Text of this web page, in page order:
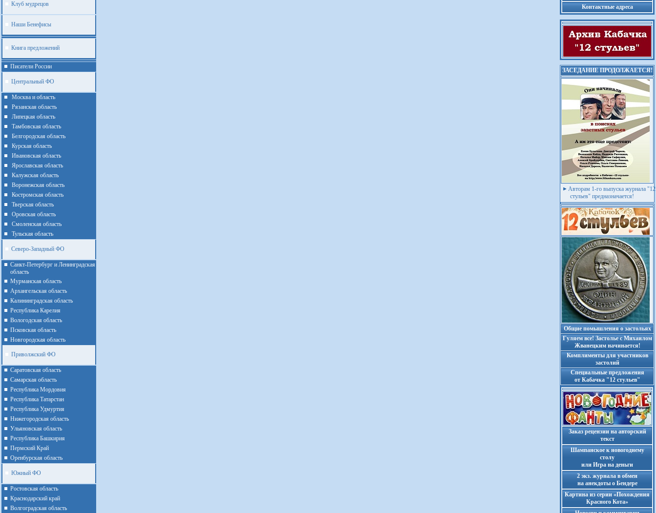
Клуб мудрецов
Наши Бенефисы
Книга предложений
Писатели России
Центральный ФО
Москва и область
Рязанская область
Липецкая область
Тамбовская область
Белгородская область
Курская область
Ивановская область
Ярославская область
Калужская область
Воронежская область
Костромская область
Тверская область
Оровская область
Смоленская область
Тульская область
Северо-Западный ФО
Санкт-Петербург и Ленинградская
область
Мурманская область
Архангельская область
Калининградская область
Республика Карелия
Вологодская область
Псковская область
Новгородская область
Приволжский ФО
Cаратовская область
Cамарская область
Республика Мордовия
Республика Татарстан
Республика Удмуртия
Нижегородская область
Ульяновская область
Республика Башкирия
Пермский Край
Оренбурская область
Южный ФО
Ростовская область
Краснодарский край
Волгоградская область
Контактные адреса
ЗАСЕДАНИЕ ПРОДОЛЖАЕТСЯ!
Авторам 1-го выпуска журнала "12
стульев" предназначается!
Общие помышления о застольях
Гуляем все! Застолье с Михаилом
Жванецким начинается!
Комплименты для участников
застолий
Cпециальные предложения
от Кабачка "12 стульев"
Заказ рецензии на авторский
текст
Шампанское к новогоднему
столу
или Игра на деньги
2 экз. журнала в обмен
на анекдоты о Бендере
Картина из серии «Похождения
Красного Кота»